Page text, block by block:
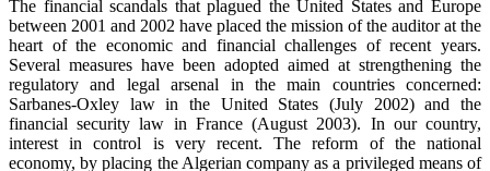
The financial scandals that plagued the United States and Europe
between 2001 and 2002 have placed the mission of the auditor at the
heart of the economic and financial challenges of recent years.
Several measures have been adopted aimed at strengthening the
regulatory and legal arsenal in the main countries concerned:
Sarbanes-Oxley law in the United States (July 2002) and the
financial security law in France (August 2003). In our country,
interest in control is very recent. The reform of the national
economy, by placing the Algerian company as a privileged means of